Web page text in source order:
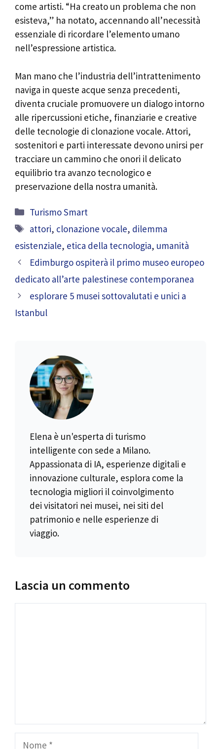
come artisti. “Ha creato un problema che non
esisteva,” ha notato, accennando all’necessità
essenziale di ricordare l’elemento umano
nell’espressione artistica.
Man mano che l’industria dell’intrattenimento
naviga in queste acque senza precedenti,
diventa cruciale promuovere un dialogo intorno
alle ripercussioni etiche, finanziarie e creative
delle tecnologie di clonazione vocale. Attori,
sostenitori e parti interessate devono unirsi per
tracciare un cammino che onori il delicato
equilibrio tra avanzo tecnologico e
preservazione della nostra umanità.
Categorie
Turismo Smart
Tag
attori, clonazione vocale, dilemma
esistenziale, etica della tecnologia, umanità
Edimburgo ospiterà il primo museo europeo
dedicato all’arte palestinese contemporanea
esplorare 5 musei sottovalutati e unici a
Istanbul
Elena è un'esperta di turismo
intelligente con sede a Milano.
Appassionata di IA, esperienze digitali e
innovazione culturale, esplora come la
tecnologia migliori il coinvolgimento
dei visitatori nei musei, nei siti del
patrimonio e nelle esperienze di
viaggio.
Lascia un commento